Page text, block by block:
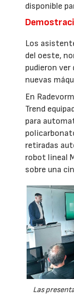
disponible
Los
del oeste,
pudieron
nuevas
En
Trend
para
retiradas
robot lineal
sobre una
Las